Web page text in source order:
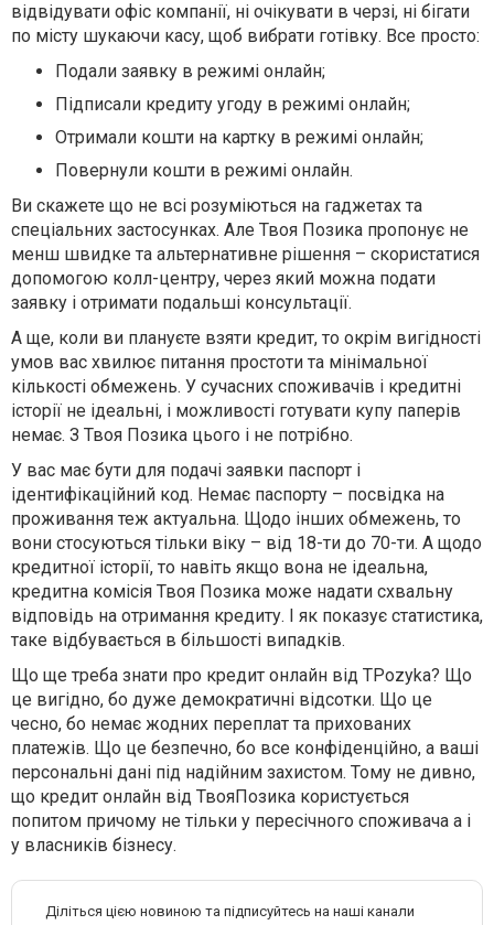
відвідувати офіс компанії, ні очікувати в черзі, ні бігати
по місту шукаючи касу, щоб вибрати готівку. Все просто:
Подали заявку в режимі онлайн;
Підписали кредиту угоду в режимі онлайн;
Отримали кошти на картку в режимі онлайн;
Повернули кошти в режимі онлайн.
Ви скажете що не всі розуміються на гаджетах та
спеціальних застосунках. Але Твоя Позика пропонує не
менш швидке та альтернативне рішення – скористатися
допомогою колл-центру, через який можна подати
заявку і отримати подальші консультації.
А ще, коли ви плануєте взяти кредит, то окрім вигідності
умов вас хвилює питання простоти та мінімальної
кількості обмежень. У сучасних споживачів і кредитні
історії не ідеальні, і можливості готувати купу паперів
немає. З Твоя Позика цього і не потрібно.
У вас має бути для подачі заявки паспорт і
ідентифікаційний код. Немає паспорту – посвідка на
проживання теж актуальна. Щодо інших обмежень, то
вони стосуються тільки віку – від 18-ти до 70-ти. А щодо
кредитної історії, то навіть якщо вона не ідеальна,
кредитна комісія Твоя Позика може надати схвальну
відповідь на отримання кредиту. І як показує статистика,
таке відбувається в більшості випадків.
Що ще треба знати про кредит онлайн від TPozyka? Що
це вигідно, бо дуже демократичні відсотки. Що це
чесно, бо немає жодних переплат та прихованих
платежів. Що це безпечно, бо все конфіденційно, а ваші
персональні дані під надійним захистом. Тому не дивно,
що кредит онлайн від ТвояПозика користується
попитом причому не тільки у пересічного споживача а і
у власників бізнесу.
Діліться цією новиною та підписуйтесь на наші канали